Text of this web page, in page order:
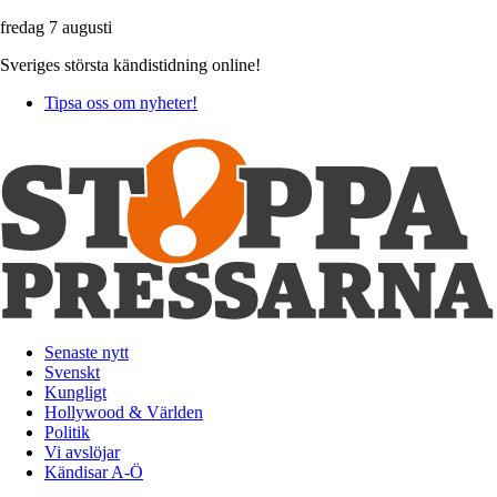
fredag 7 augusti
Sveriges största kändistidning online!
Tipsa oss om nyheter!
Senaste nytt
Svenskt
Kungligt
Hollywood & Världen
Politik
Vi avslöjar
Kändisar A-Ö